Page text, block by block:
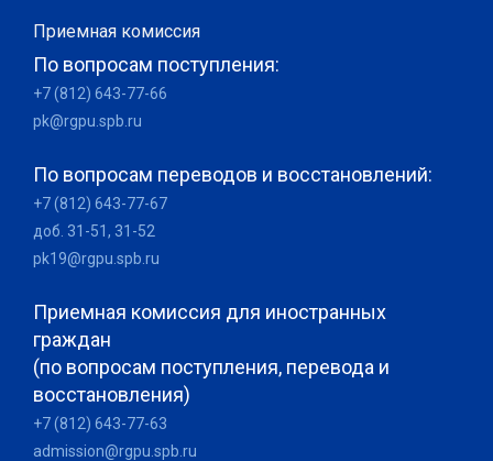
Приемная комиссия
По вопросам поступления:
+7 (812) 643-77-66
pk@rgpu.spb.ru
По вопросам переводов и восстановлений:
+7 (812) 643-77-67
доб. 31-51, 31-52
pk19@rgpu.spb.ru
Приемная комиссия для иностранных
граждан
(по вопросам поступления, перевода и
восстановления)
+7 (812) 643-77-63
admission@rgpu.spb.ru